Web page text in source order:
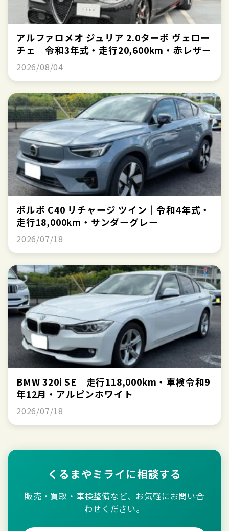
アルファロメオ ジュリア 2.0ターボ ヴェロー
チェ｜令和3年式・走行20,600km・赤レザー
2026/08/04
ボルボ C40 リチャージ ツイン｜令和4年式・
走行18,000km・サンダーグレー
2026/07/18
BMW 320i SE｜走行118,000km・車検令和9
年12月・アルピンホワイト
2026/07/18
くるまやミライに相談する
販売・買取・車検整備など、お気軽にお問い合
わせください。